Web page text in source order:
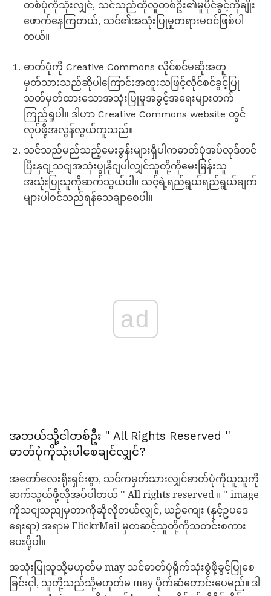
တစ်ပုံကိုသုံးလျှင်, သင်သည်ထိုလူတစ်ဦး၏မူပိုင်ခွင့်ကိုချိုး
ဖောက်နေကြတယ်, သင်၏အသုံးပြုမှုတရားမဝင်ဖြစ်ပါ
တယ်။
ဓာတ်ပုံကို Creative Commons လိုင်စင်မဆိုအတူ
မှတ်သားသည်ဆိုပါကြောင်းအထူးသဖြင့်လိုင်စင်ခွင့်ပြု
သတ်မှတ်ထားသောအသုံးပြုမှုအခွင့်အရေးများတက်
ကြည့်ရှုပါ။ ဒါဟာ Creative Commons website တွင်
လုပ်ဖို့အလွန်လွယ်ကူသည်။
သင်သည်မည်သည့်မေးခွန်းများရှိပါကဓာတ်ပုံအပ်လုဒ်တင်
ပြီးနှငျ့သငျအသုံးပွုနိုငျပါလျှင်သူတို့ကိုမေးမြန်းသူ
အသုံးပြုသူကိုဆက်သွယ်ပါ။ သင့်ရဲ့ရည်ရွယ်ရည်ရွယ်ချက်
များပါဝင်သည်ရန်သေချာစေပါ။
ad
အဘယ်သို့ငါတစ်ဦး '' All Rights Reserved ''
ဓာတ်ပုံကိုသုံးပါစေချင်လျှင်?
အတော်လေးရိုးရှင်းစွာ, သင်ကမှတ်သားလျှင်ဓာတ်ပုံကိုယူသူကို
ဆက်သွယ်ဖို့လိုအပ်ပါတယ် '' All rights reserved ။ '' image
ကိုသငျသညျမှတာကိုဆိုလိုတယ်လျှင်, ယဉ်ကျေး (နှင့်ဥပဒေ
ရေးရာ) အရာမ FlickrMail မှတဆင့်သူတို့ကိုသတင်းစကား
ပေးပို့ပါ။
အသုံးပြုသူသို့မဟုတ်မ may သင်ဓာတ်ပုံရိုက်သုံးစွဲဖို့ခွင့်ပြုစေ
ခြင်းငှါ, သူတို့သည်သို့မဟုတ်မ may ပိုက်ဆံတောင်းပေမည်။ ဒါ